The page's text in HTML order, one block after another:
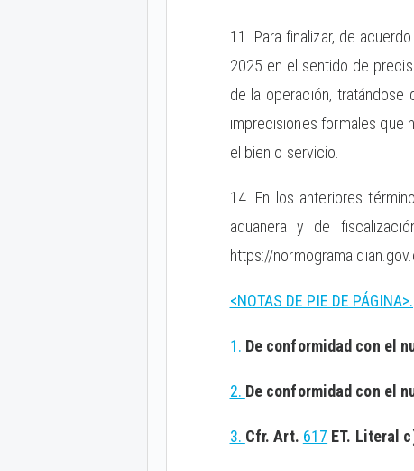
11. Para finalizar, de
2025 en el sentido de
de la operación,
imprecisiones formales que
el bien o servicio.
14. En los anteriores
aduanera y de
https://
<NOTAS DE PIE DE PÁGINA>.
1. De conformidad con el
2. De conformidad con el
3. Cfr. Art. 617 ET. Literal